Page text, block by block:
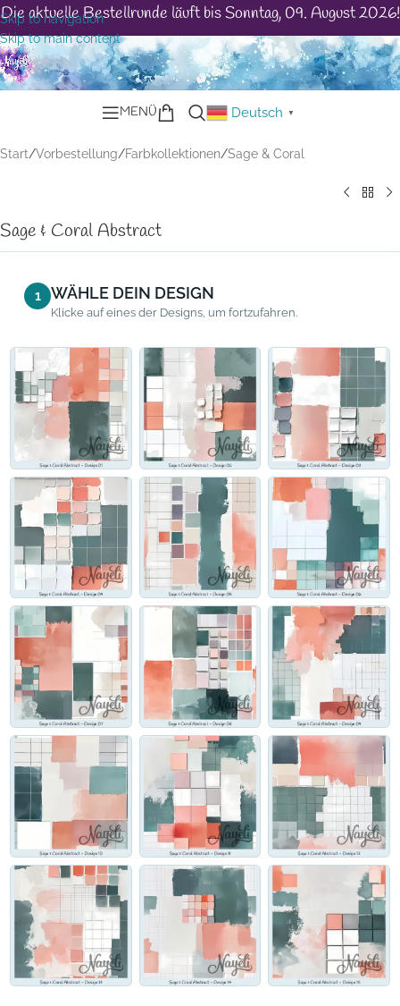
Skip to navigation
Skip to main content
Die aktuelle Bestellrunde läuft bis Sonntag, 09. August 2026!
MENÜ Deutsch ▼
Start/Vorbestellung/Farbkollektionen/Sage & Coral
Sage & Coral Abstract
1 WÄHLE DEIN DESIGN
Klicke auf eines der Designs, um fortzufahren.